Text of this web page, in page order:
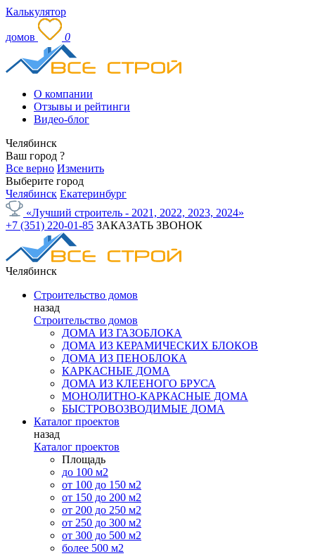
Калькулятор
домов 0
О компании
Отзывы и рейтинги
Видео-блог
Челябинск
Ваш город ?
Все верно Изменить
Выберите город
Челябинск Екатеринбург
«Лучший строитель - 2021, 2022, 2023, 2024»
+7 (351) 220-01-85 ЗАКАЗАТЬ ЗВОНОК
Челябинск
Строительство домов
назад
Строительство домов
ДОМА ИЗ ГАЗОБЛОКА
ДОМА ИЗ КЕРАМИЧЕСКИХ БЛОКОВ
ДОМА ИЗ ПЕНОБЛОКА
КАРКАСНЫЕ ДОМА
ДОМА ИЗ КЛЕЕНОГО БРУСА
МОНОЛИТНО-КАРКАСНЫЕ ДОМА
БЫСТРОВОЗВОДИМЫЕ ДОМА
Каталог проектов
назад
Каталог проектов
Площадь
до 100 м2
от 100 до 150 м2
от 150 до 200 м2
от 200 до 250 м2
от 250 до 300 м2
от 300 до 500 м2
более 500 м2